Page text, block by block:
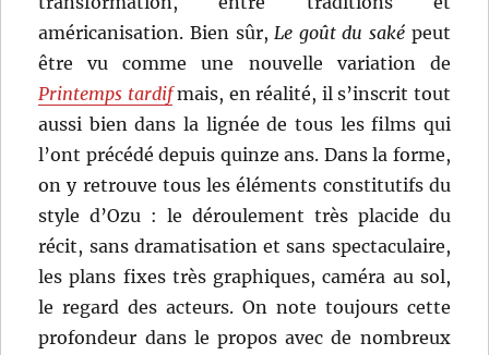
américanisation. Bien sûr, Le goût du saké peut
être vu comme une nouvelle variation de
Printemps tardifmais, en réalité, il s’inscrit tout
aussi bien dans la lignée de tous les films qui
l’ont précédé depuis quinze ans. Dans la forme,
on y retrouve tous les éléments constitutifs du
style d’Ozu : le déroulement très placide du
récit, sans dramatisation et sans spectaculaire,
les plans fixes très graphiques, caméra au sol,
le regard des acteurs. On note toujours cette
profondeur dans le propos avec de nombreux